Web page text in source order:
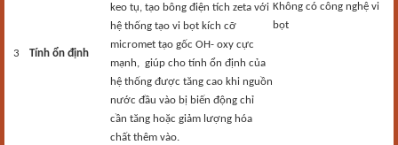
3 Tính ổn định
keo tụ, tạo bông điện tích zeta với
hệ thống tạo vi bọt kích cỡ
micromet tạo gốc OH- oxy cực
mạnh, giúp cho tính ổn định của
hệ thống được tăng cao khi nguồn
nước đầu vào bị biến động chỉ
cần tăng hoặc giảm lượng hóa
chất thêm vào.
Không có công nghệ vi
bọt